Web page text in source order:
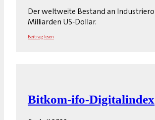
Der weltweite Bestand an
Milliarden US-Dollar.
Beitrag lesen
Bitkom-ifo-Digitalindex